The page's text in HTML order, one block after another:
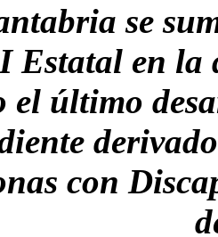
se
Estatal en la
el último
con